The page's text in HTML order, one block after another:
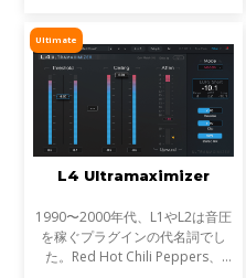
らです。これが音のマスキングと
言われる現象です。
Ultimate
L4 Ultramaximizer
1990〜2000年代、L1やL2は音圧
を稼ぐプラグインの代名詞でし
た。Red Hot Chili Peppers、